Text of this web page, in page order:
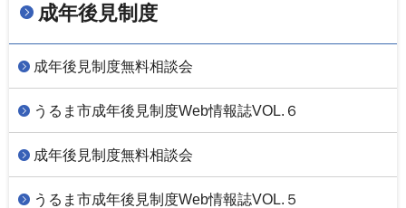
成年後見制度
成年後見制度無料相談会
うるま市成年後見制度Web情報誌VOL.６
成年後見制度無料相談会
うるま市成年後見制度Web情報誌VOL.５